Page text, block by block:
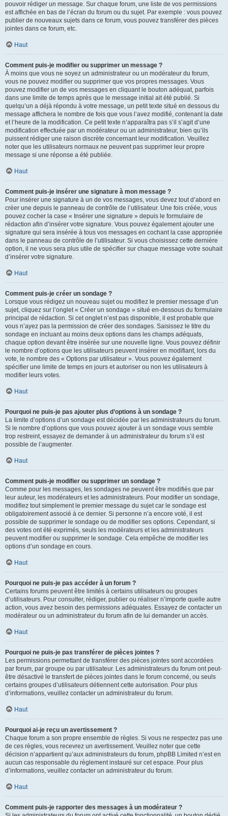
pouvoir rédiger un message. Sur chaque forum, une liste de vos permissions
est affichée en bas de l’écran du forum ou du sujet. Par exemple : vous pouvez
publier de nouveaux sujets dans ce forum, vous pouvez transférer des pièces
jointes dans ce forum, etc.
Haut
Comment puis-je modifier ou supprimer un message ?
À moins que vous ne soyez un administrateur ou un modérateur du forum,
vous ne pouvez modifier ou supprimer que vos propres messages. Vous
pouvez modifier un de vos messages en cliquant le bouton adéquat, parfois
dans une limite de temps après que le message initial ait été publié. Si
quelqu’un a déjà répondu à votre message, un petit texte situé en dessous du
message affichera le nombre de fois que vous l’avez modifié, contenant la date
et l’heure de la modification. Ce petit texte n’apparaîtra pas s’il s’agit d’une
modification effectuée par un modérateur ou un administrateur, bien qu’ils
puissent rédiger une raison discrète concernant leur modification. Veuillez
noter que les utilisateurs normaux ne peuvent pas supprimer leur propre
message si une réponse a été publiée.
Haut
Comment puis-je insérer une signature à mon message ?
Pour insérer une signature à un de vos messages, vous devez tout d’abord en
créer une depuis le panneau de contrôle de l’utilisateur. Une fois créée, vous
pouvez cocher la case « Insérer une signature » depuis le formulaire de
rédaction afin d’insérer votre signature. Vous pouvez également ajouter une
signature qui sera insérée à tous vos messages en cochant la case appropriée
dans le panneau de contrôle de l’utilisateur. Si vous choisissez cette dernière
option, il ne vous sera plus utile de spécifier sur chaque message votre souhait
d’insérer votre signature.
Haut
Comment puis-je créer un sondage ?
Lorsque vous rédigez un nouveau sujet ou modifiez le premier message d’un
sujet, cliquez sur l’onglet « Créer un sondage » situé en-dessous du formulaire
principal de rédaction. Si cet onglet n’est pas disponible, il est probable que
vous n’ayez pas la permission de créer des sondages. Saisissez le titre du
sondage en incluant au moins deux options dans les champs adéquats,
chaque option devant être insérée sur une nouvelle ligne. Vous pouvez définir
le nombre d’options que les utilisateurs peuvent insérer en modifiant, lors du
vote, le nombre des « Options par utilisateur ». Vous pouvez également
spécifier une limite de temps en jours et autoriser ou non les utilisateurs à
modifier leurs votes.
Haut
Pourquoi ne puis-je pas ajouter plus d’options à un sondage ?
La limite d’options d’un sondage est décidée par les administrateurs du forum.
Si le nombre d’options que vous pouvez ajouter à un sondage vous semble
trop restreint, essayez de demander à un administrateur du forum s’il est
possible de l’augmenter.
Haut
Comment puis-je modifier ou supprimer un sondage ?
Comme pour les messages, les sondages ne peuvent être modifiés que par
leur auteur, les modérateurs et les administrateurs. Pour modifier un sondage,
modifiez tout simplement le premier message du sujet car le sondage est
obligatoirement associé à ce dernier. Si personne n’a encore voté, il est
possible de supprimer le sondage ou de modifier ses options. Cependant, si
des votes ont été exprimés, seuls les modérateurs et les administrateurs
peuvent modifier ou supprimer le sondage. Cela empêche de modifier les
options d’un sondage en cours.
Haut
Pourquoi ne puis-je pas accéder à un forum ?
Certains forums peuvent être limités à certains utilisateurs ou groupes
d’utilisateurs. Pour consulter, rédiger, publier ou réaliser n’importe quelle autre
action, vous avez besoin des permissions adéquates. Essayez de contacter un
modérateur ou un administrateur du forum afin de lui demander un accès.
Haut
Pourquoi ne puis-je pas transférer de pièces jointes ?
Les permissions permettant de transférer des pièces jointes sont accordées
par forum, par groupe ou par utilisateur. Les administrateurs du forum ont peut-
être désactivé le transfert de pièces jointes dans le forum concerné, ou seuls
certains groupes d’utilisateurs détiennent cette autorisation. Pour plus
d’informations, veuillez contacter un administrateur du forum.
Haut
Pourquoi ai-je reçu un avertissement ?
Chaque forum a son propre ensemble de règles. Si vous ne respectez pas une
de ces règles, vous recevrez un avertissement. Veuillez noter que cette
décision n’appartient qu’aux administrateurs du forum, phpBB Limited n’est en
aucun cas responsable du règlement instauré sur cet espace. Pour plus
d’informations, veuillez contacter un administrateur du forum.
Haut
Comment puis-je rapporter des messages à un modérateur ?